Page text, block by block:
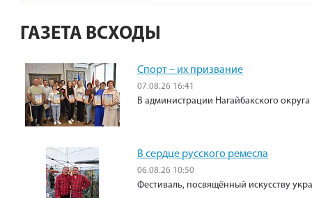
ГАЗЕТА ВСХОДЫ
Спорт – их призвание
07.08.26 16:41
В администрации Нагайбакского
В сердце русского ремесла
06.08.26 10:50
Фестиваль, посвящённый искусству